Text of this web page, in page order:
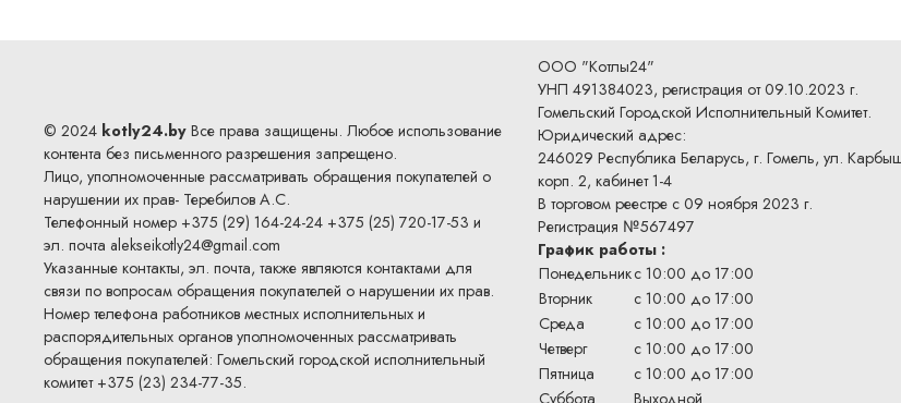
© 2024 kotly24.by Все права защищены. Любое использование
контента без письменного разрешения запрещено.
Лицо, уполномоченные рассматривать обращения покупателей о
нарушении их прав- Теребилов А.С.
Телефонный номер +375 (29) 164-24-24 +375 (25) 720-17-53 и
эл. почта alekseikotly24@gmail.com
Указанные контакты, эл. почта, также являются контактами для
связи по вопросам обращения покупателей о нарушении их прав.
Номер телефона работников местных исполнительных и
распорядительных органов уполномоченных рассматривать
обращения покупателей: Гомельский городской исполнительный
комитет +375 (23) 234-77-35.
ООО "Котлы24"
УНП 491384023, регистрация от 09.10.2023 г.
Гомельский Городской Исполнительный Комитет.
Юридический адрес:
246029 Республика Беларусь, г. Гомель, ул.
корп. 2, кабинет 1-4
В торговом реестре с 09 ноября 2023 г.
Регистрация №567497
График работы :
Понедельникс 10:00 до 17:00
Вторник
с 10:00 до 17:00
Среда
с 10:00 до 17:00
Четверг
с 10:00 до 17:00
Пятница
с 10:00 до 17:00
Суббота
Выходной